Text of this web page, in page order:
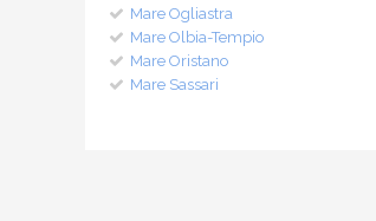
Mare Ogliastra
Mare Olbia-Tempio
Mare Oristano
Mare Sassari